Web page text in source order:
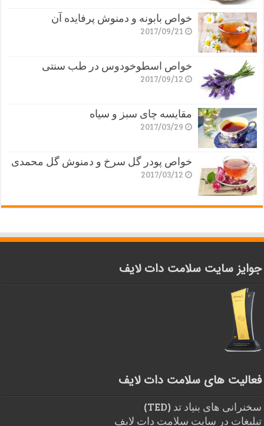
خواص بابونه و دمنوش پرفایده آن
2017/09/21
خواص اسطوخودوس در طب سنتی
2017/09/12
مقایسه چای سبز و سیاه
2017/03/29
خواص پودر گل سرخ و دمنوش گل محمدی
2017/03/12
جوایز سایت سلامت دات لایف
فعالیت های سلامت دات لایف
سخنرانی های بنیاد تد (TED)
تبلیغات در سایت سلامت دات لایف